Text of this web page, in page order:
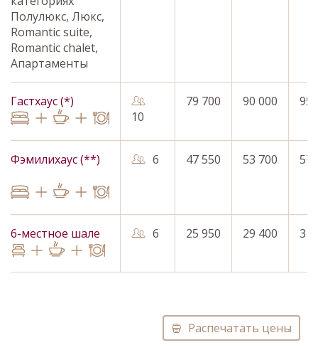
Полулюкс, Люкс,
Romantic suite,
Romantic chalet,
Апартаменты
Гастхаус (*)
10
79 700 90 000 95
Фэмилихаус (**) 6 47 550 53 700 57
6-местное шале 6 25 950 29 400 31
Распечатать цены